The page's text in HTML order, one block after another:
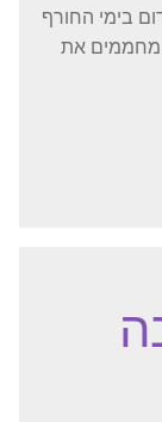
בימי החורף
מחממים את